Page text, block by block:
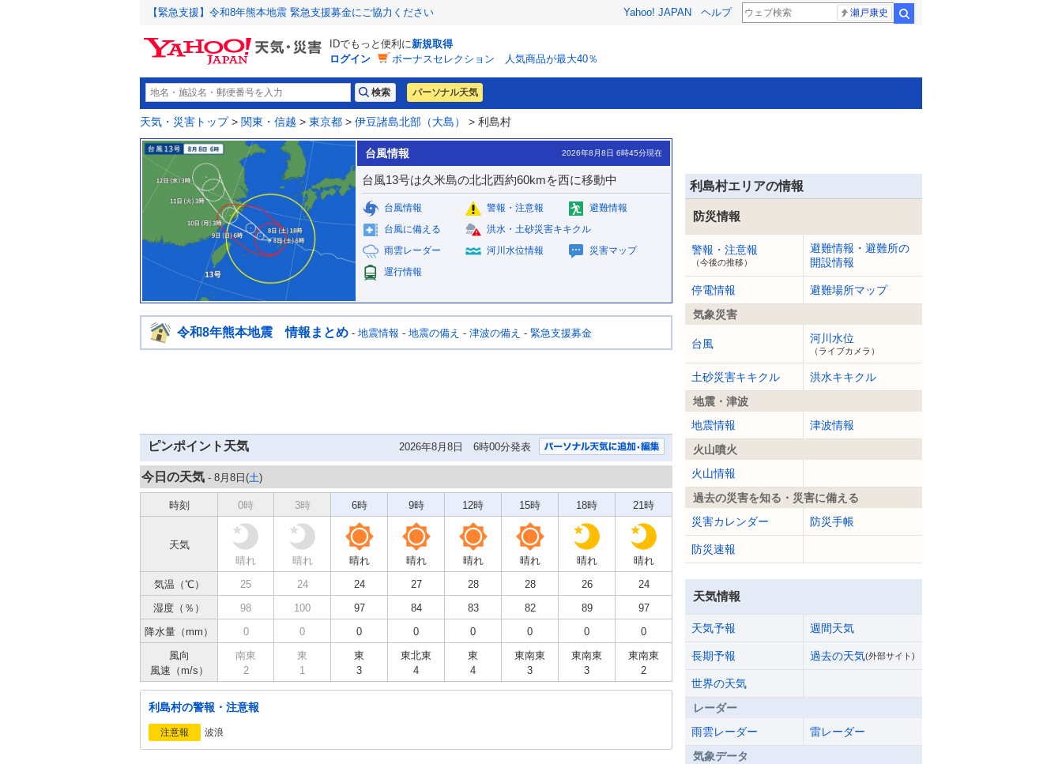
【緊急支援】令和8年熊本地震 緊急支援募金にご協力ください Yahoo! JAPAN ヘルプ 瀬戸康史
IDでもっと便利に新規取得
ログイン
ボーナスセレクション 人気商品が最大40％
パーソナル天気
天気・災害トップ> 関東・信越 > 東京都 > 伊豆諸島北部（大島） > 利島村
台風情報 2026年8月8日 6時45分現在
台風13号は久米島の北北西約60kmを西に移動中
台風情報 警報・注意報
避難情報
台風に備える
洪水・土砂災害キキクル
雨雲レーダー
河川水位情報
災害マップ
運行情報
令和8年熊本地震 情報まとめ - 地震情報 - 地震の備え - 津波の備え - 緊急支援募金
ピンポイント天気 2026年8月8日 6時00分発表
今日の天気 - 8月8日(土)
時刻 0時 3時 6時 9時 12時 15時 18時 21時
天気
晴れ
晴れ 晴れ 晴れ 晴れ 晴れ 晴れ
晴れ
気温（℃）
25 24 24 27 28 28 26
24
湿度（％）
98 100 97 84 83 82 89
97
降水量（mm）
0 0 0 0 0 0 0
0
風向
風速（m/s）
南東
2
東
1
東
3
東北東
4
東
4
東南東
3
東南東
3
東南東
2
利島村の警報・注意報
注意報 波浪
利島村エリアの情報
防災情報
警報・注意報
（今後の推移）
避難情報・避難所の
開設情報
停電情報
避難場所マップ
気象災害
台風 河川水位
（ライブカメラ）
土砂災害キキクル
洪水キキクル
地震・津波
地震情報
津波情報
火山噴火
火山情報
過去の災害を知る・災害に備える
災害カレンダー
防災手帳
防災速報
天気情報
天気予報 週間天気
長期予報 過去の天気(外部サイト)
世界の天気
レーダー
雨雲レーダー
雷レーダー
気象データ